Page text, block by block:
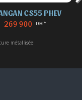
CS55 PHEV
269 900 DH *
métallisée